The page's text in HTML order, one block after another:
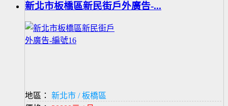
新北市板橋區新民街戶外廣告-...
地區：
新北市 / 板橋區